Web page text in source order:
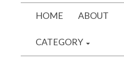
HOME ABOUT
CATEGORY